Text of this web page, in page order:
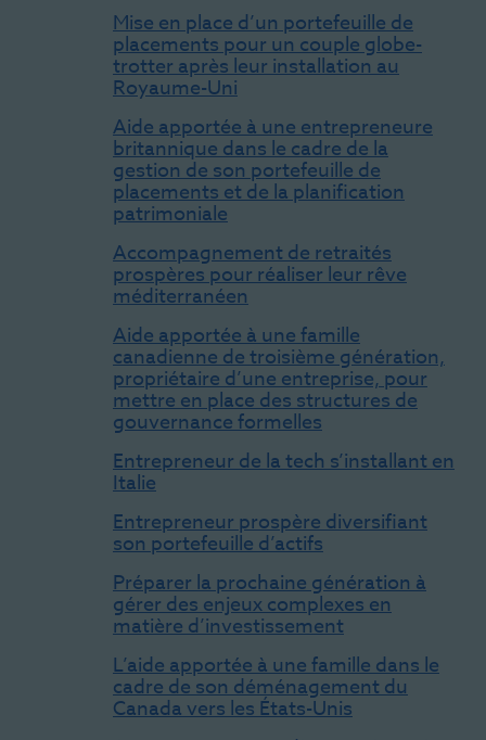
Mise en place d’un portefeuille de
placements pour un couple globe-
trotter après leur installation au
Royaume-Uni
Aide apportée à une entrepreneure
britannique dans le cadre de la
gestion de son portefeuille de
placements et de la planification
patrimoniale
Accompagnement de retraités
prospères pour réaliser leur rêve
méditerranéen
Aide apportée à une famille
canadienne de troisième génération,
propriétaire d’une entreprise, pour
mettre en place des structures de
gouvernance formelles
Entrepreneur de la tech s’installant en
Italie
Entrepreneur prospère diversifiant
son portefeuille d’actifs
Préparer la prochaine génération à
gérer des enjeux complexes en
matière d’investissement
L’aide apportée à une famille dans le
cadre de son déménagement du
Canada vers les États-Unis